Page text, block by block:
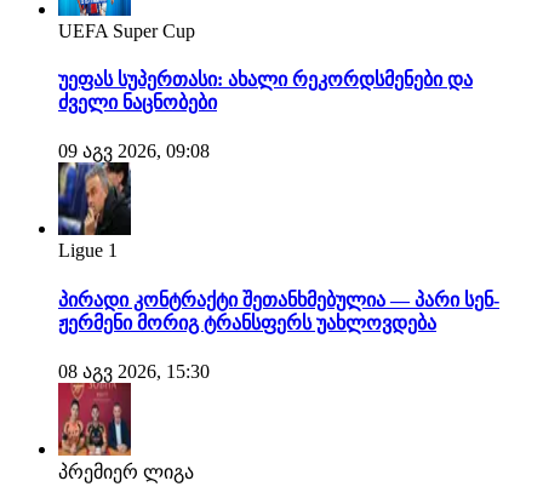
UEFA Super Cup
უეფას სუპერთასი: ახალი რეკორდსმენები და
ძველი ნაცნობები
09 აგვ 2026, 09:08
Ligue 1
პირადი კონტრაქტი შეთანხმებულია — პარი სენ-
ჟერმენი მორიგ ტრანსფერს უახლოვდება
08 აგვ 2026, 15:30
პრემიერ ლიგა